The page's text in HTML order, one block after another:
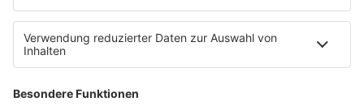
20.01.2025 Folge 144
Madonna - Papa, Don´t Preach